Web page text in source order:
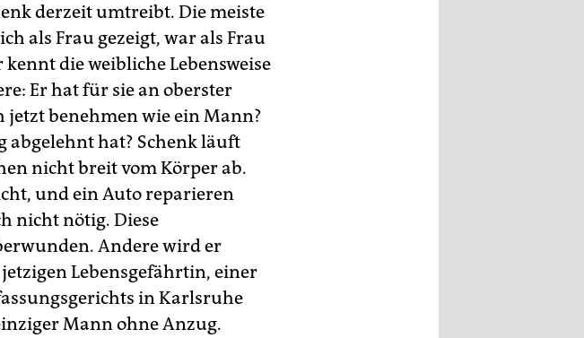
derzeit umtreibt. Die meiste
als Frau gezeigt, war als Frau
die weibliche Lebensweise
Er hat für sie an oberster
jetzt benehmen wie ein Mann?
abgelehnt hat? Schenk läuft
nicht breit vom Körper ab.
und ein Auto reparieren
nicht nötig. Diese
Andere wird er
Lebensgefährtin, einer
in Karlsruhe
Mann ohne Anzug.